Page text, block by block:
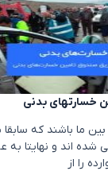
خسارتهای بدنی
ما باشند که سابقا
اند و نهایتا به
را از